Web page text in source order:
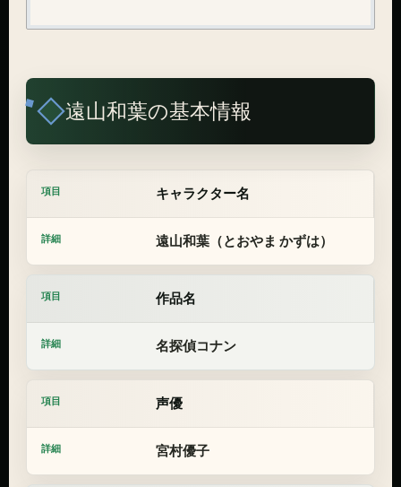
遠山和葉の基本情報
キャラクター名
遠山和葉（とおやま かずは）
作品名
名探偵コナン
声優
宮村優子